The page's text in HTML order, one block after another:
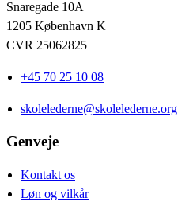
Snaregade 10A
1205 København K
CVR 25062825
+45 70 25 10 08
skolelederne@skolelederne.org
Genveje
Kontakt os
Løn og vilkår